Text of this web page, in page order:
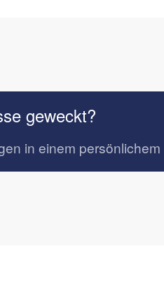
geweckt?
in einem